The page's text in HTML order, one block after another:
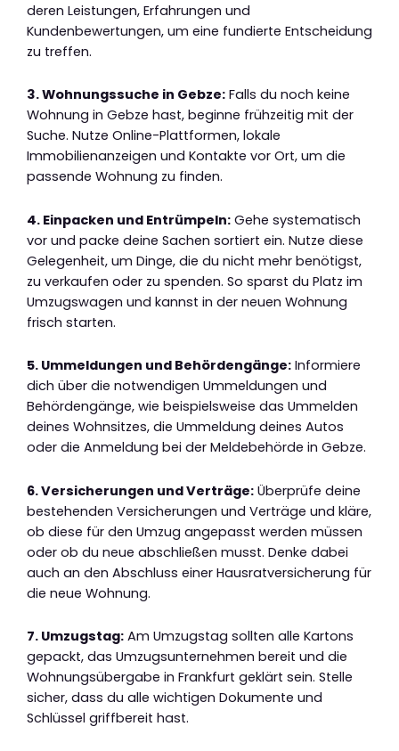
deren Leistungen, Erfahrungen und
Kundenbewertungen, um eine fundierte Entscheidung
zu treffen.
3. Wohnungssuche in Gebze: Falls du noch keine
Wohnung in Gebze hast, beginne frühzeitig mit der
Suche. Nutze Online-Plattformen, lokale
Immobilienanzeigen und Kontakte vor Ort, um die
passende Wohnung zu finden.
4. Einpacken und Entrümpeln: Gehe systematisch
vor und packe deine Sachen sortiert ein. Nutze diese
Gelegenheit, um Dinge, die du nicht mehr benötigst,
zu verkaufen oder zu spenden. So sparst du Platz im
Umzugswagen und kannst in der neuen Wohnung
frisch starten.
5. Ummeldungen und Behördengänge: Informiere
dich über die notwendigen Ummeldungen und
Behördengänge, wie beispielsweise das Ummelden
deines Wohnsitzes, die Ummeldung deines Autos
oder die Anmeldung bei der Meldebehörde in Gebze.
6. Versicherungen und Verträge: Überprüfe deine
bestehenden Versicherungen und Verträge und kläre,
ob diese für den Umzug angepasst werden müssen
oder ob du neue abschließen musst. Denke dabei
auch an den Abschluss einer Hausratversicherung für
die neue Wohnung.
7. Umzugstag: Am Umzugstag sollten alle Kartons
gepackt, das Umzugsunternehmen bereit und die
Wohnungsübergabe in Frankfurt geklärt sein. Stelle
sicher, dass du alle wichtigen Dokumente und
Schlüssel griffbereit hast.